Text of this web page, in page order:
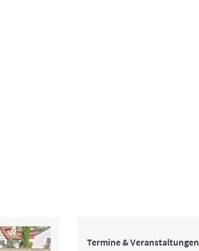
Termine & Veranstaltungen